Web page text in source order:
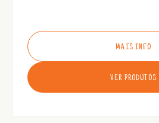
MAIS INFO
VER PRODUTOS